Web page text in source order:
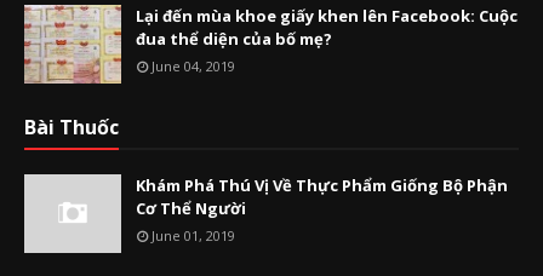
Lại đến mùa khoe giấy khen lên Facebook: Cuộc
đua thể diện của bố mẹ?
June 04, 2019
Bài Thuốc
Khám Phá Thú Vị Về Thực Phẩm Giống Bộ Phận
Cơ Thể Người
June 01, 2019